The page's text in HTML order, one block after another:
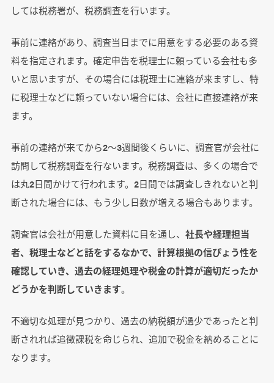
しては税務署が、税務調査を行います。
事前に連絡があり、調査当日までに用意をする必要のある資
料を指定されます。確定申告を税理士に頼っている会社も多
いと思いますが、その場合には税理士に連絡が来ますし、特
に税理士などに頼っていない場合には、会社に直接連絡が来
ます。
事前の連絡が来てから2～3週間後くらいに、調査官が会社に
訪問して税務調査を行ないます。税務調査は、多くの場合で
は丸2日間かけて行われます。2日間では調査しきれないと判
断された場合には、もう少し日数が増える場合もあります。
調査官は会社が用意した資料に目を通し、 社長や経理担当
者、税理士などと話をするなかで、計算根拠の信ぴょう性を
確認していき、過去の経理処理や税金の計算が適切だったか
どうかを判断していきます。
不適切な処理が見つかり、過去の納税額が過少であったと判
断されれば追徴課税を命じられ、追加で税金を納めることに
なります。